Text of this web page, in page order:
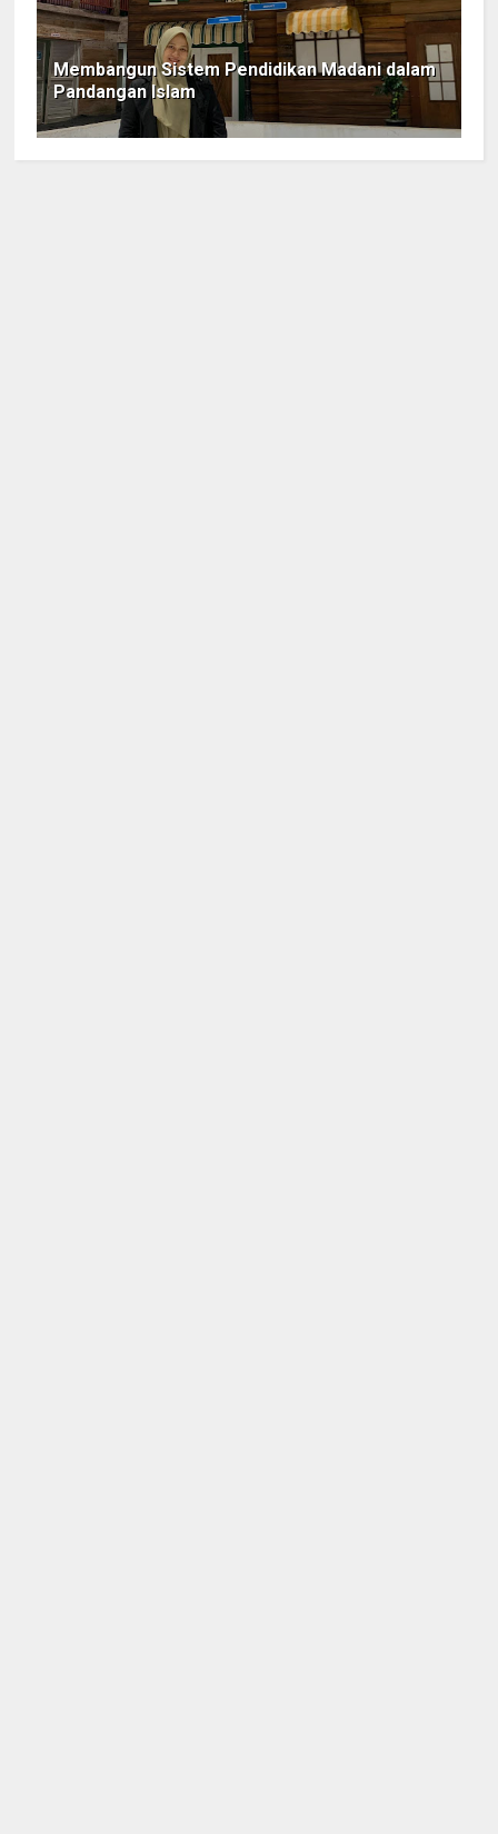
Membangun Sistem Pendidikan Madani dalam
Pandangan Islam